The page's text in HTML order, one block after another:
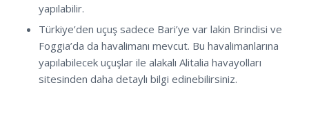
yapılabilir.
Türkiye’den uçuş sadece Bari’ye var lakin Brindisi ve
Foggia’da da havalimanı mevcut. Bu havalimanlarına
yapılabilecek uçuşlar ile alakalı Alitalia havayolları
sitesinden daha detaylı bilgi edinebilirsiniz.